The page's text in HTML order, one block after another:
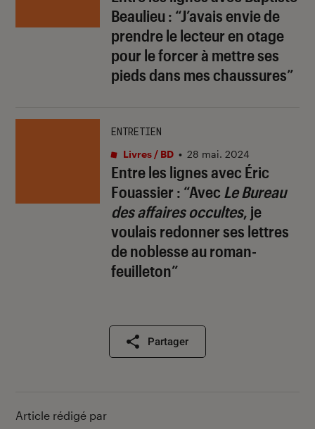
Beaulieu : “J’avais envie de
prendre le lecteur en otage
pour le forcer à mettre ses
pieds dans mes chaussures”
Entre les lignes avec Éric
Fouassier : “Avec Le Bureau
des affaires occultes, je
voulais redonner ses lettres
de noblesse au roman-
feuilleton”
ENTRETIEN
Livres / BD • 28 mai. 2024
Partager
Article rédigé par